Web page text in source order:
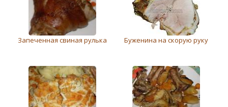
Запеченная свиная рулька Буженина на скорую руку